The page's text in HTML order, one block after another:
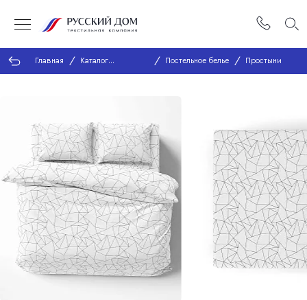
Главная
Каталог
продукции
Постельное белье Простыни